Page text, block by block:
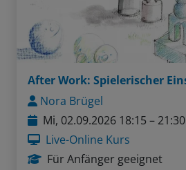
Nora Brügel
Mi, 02.09.2026 18:15 – 21:30
Live-Online Kurs
Für Anfänger geeignet